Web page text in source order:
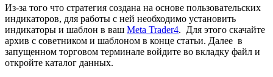
Из-за того что стратегия создана на основе пользовательских
индикаторов, для работы с ней необходимо установить
индикаторы и шаблон в ваш Meta Trader4. Для этого скачайте
архив с советником и шаблоном в конце статьи. Далее в
запущенном торговом терминале войдите во вкладку файл и
откройте каталог данных.